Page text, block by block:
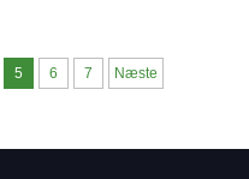
5 6 7 Næste